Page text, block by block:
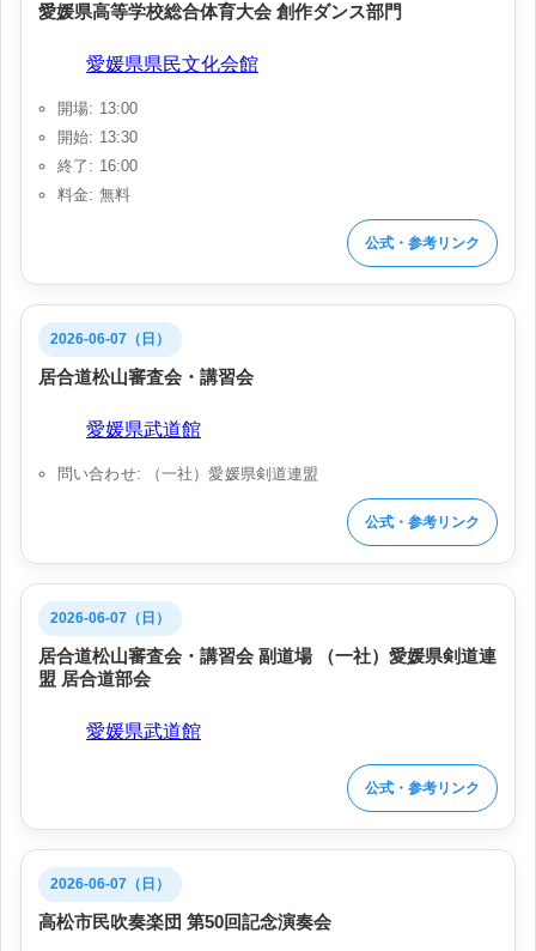
愛媛県高等学校総合体育大会 創作ダンス部門
愛媛県県民文化会館
開場: 13:00
開始: 13:30
終了: 16:00
料金: 無料
公式・参考リンク
2026-06-07（日）
居合道松山審査会・講習会
愛媛県武道館
問い合わせ: （一社）愛媛県剣道連盟
公式・参考リンク
2026-06-07（日）
居合道松山審査会・講習会 副道場 （一社）愛媛県剣道連
盟 居合道部会
愛媛県武道館
公式・参考リンク
2026-06-07（日）
高松市民吹奏楽団 第50回記念演奏会